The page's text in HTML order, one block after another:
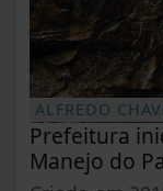
ALFREDO
Prefeitura
Manejo do